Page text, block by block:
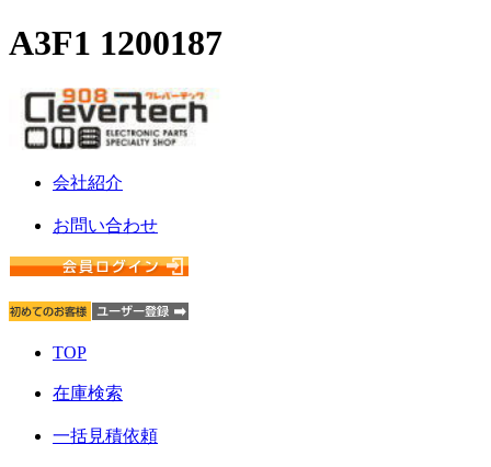
A3F1 1200187
会社紹介
お問い合わせ
TOP
在庫検索
一括見積依頼